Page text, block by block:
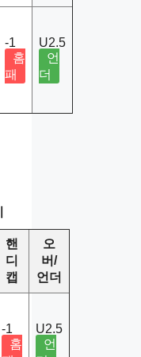
-1
홈
패
U2.5
언
더
핸
디
캡
오
버/
언더
-1
홈
U2.5
언